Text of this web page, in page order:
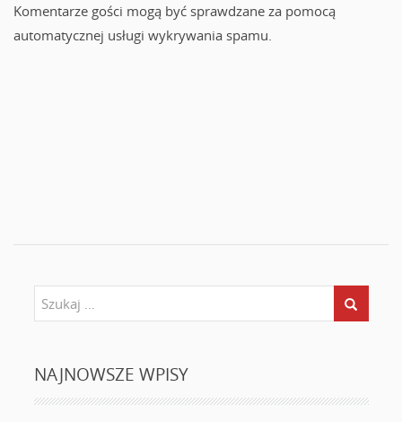
Komentarze gości mogą być sprawdzane za pomocą
automatycznej usługi wykrywania spamu.
NAJNOWSZE WPISY